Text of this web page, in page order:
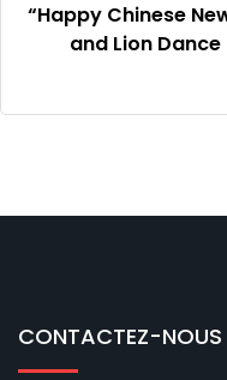
“Happy Chinese
and Lion
CONTACTEZ-NOUS